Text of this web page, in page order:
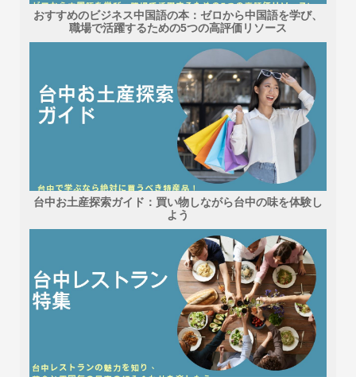
おすすめのビジネス中国語の本：ゼロから中国語を学び、
職場で活躍するための5つの高評価リソース
台中お土産探索ガイド：買い物しながら台中の味を体験し
よう